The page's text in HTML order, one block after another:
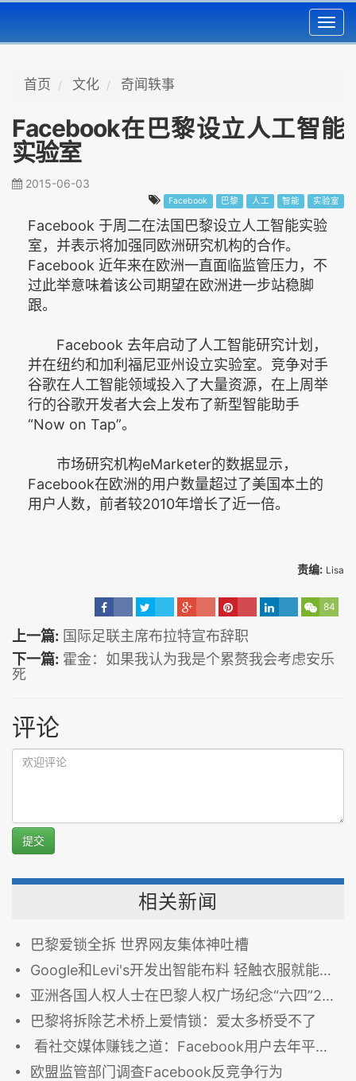
首页 文化 奇闻轶事
Facebook在巴黎设立人工智能
实验室
2015-06-03
Facebook 巴黎 人工 智能 实验室
Facebook 于周二在法国巴黎设立人工智能实验
室，并表示将加强同欧洲研究机构的合作。
Facebook 近年来在欧洲一直面临监管压力，不
过此举意味着该公司期望在欧洲进一步站稳脚
跟。
Facebook 去年启动了人工智能研究计划，
并在纽约和加利福尼亚州设立实验室。竞争对手
谷歌在人工智能领域投入了大量资源，在上周举
行的谷歌开发者大会上发布了新型智能助手
“Now on Tap”。
市场研究机构eMarketer的数据显示，
Facebook在欧洲的用户数量超过了美国本土的
用户人数，前者较2010年增长了近一倍。
责编: Lisa
84
上一篇: 国际足联主席布拉特宣布辞职
下一篇: 霍金：如果我认为我是个累赘我会考虑安乐
死
评论
提交
相关新闻
巴黎爱锁全拆 世界网友集体神吐槽
Google和Levi's开发出智能布料 轻触衣服就能开灯
亚洲各国人权人士在巴黎人权广场纪念“六四”26周年
巴黎将拆除艺术桥上爱情锁：爱太多桥受不了
看社交媒体赚钱之道：Facebook用户去年平均贡献9美元
欧盟监管部门调查Facebook反竞争行为